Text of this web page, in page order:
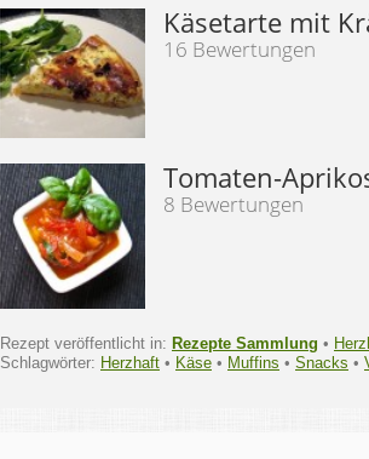
Käsetarte mit
16 Bewertungen
Tomaten-
8 Bewertungen
Rezept veröffentlicht in: Rezepte Sammlung •
Schlagwörter: Herzhaft • Käse • Muffins • Snacks •